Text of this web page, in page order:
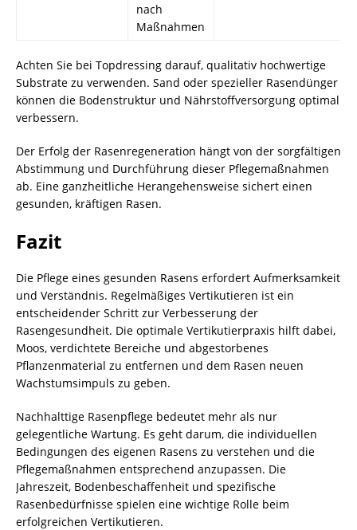
nach
Maßnahmen
Achten Sie bei Topdressing darauf, qualitativ hochwertige
Substrate zu verwenden. Sand oder spezieller Rasendünger
können die Bodenstruktur und Nährstoffversorgung optimal
verbessern.
Der Erfolg der Rasenregeneration hängt von der sorgfältigen
Abstimmung und Durchführung dieser Pflegemaßnahmen
ab. Eine ganzheitliche Herangehensweise sichert einen
gesunden, kräftigen Rasen.
Fazit
Die Pflege eines gesunden Rasens erfordert Aufmerksamkeit
und Verständnis. Regelmäßiges Vertikutieren ist ein
entscheidender Schritt zur Verbesserung der
Rasengesundheit. Die optimale Vertikutierpraxis hilft dabei,
Moos, verdichtete Bereiche und abgestorbenes
Pflanzenmaterial zu entfernen und dem Rasen neuen
Wachstumsimpuls zu geben.
Nachhalttige Rasenpflege bedeutet mehr als nur
gelegentliche Wartung. Es geht darum, die individuellen
Bedingungen des eigenen Rasens zu verstehen und die
Pflegemaßnahmen entsprechend anzupassen. Die
Jahreszeit, Bodenbeschaffenheit und spezifische
Rasenbedürfnisse spielen eine wichtige Rolle beim
erfolgreichen Vertikutieren.